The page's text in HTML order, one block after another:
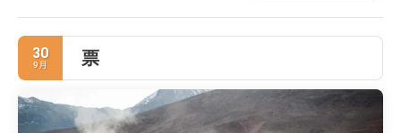
living room, a picnic area, and barbecue grills.
Make yourself at home in one of the 12 individually decorated
guestrooms. Your pillowtop bed comes with down comforters and
premium bedding. Complimentary wireless internet access is
available to keep you connected. Bathrooms with bathtubs are
provided.
30
9月 票